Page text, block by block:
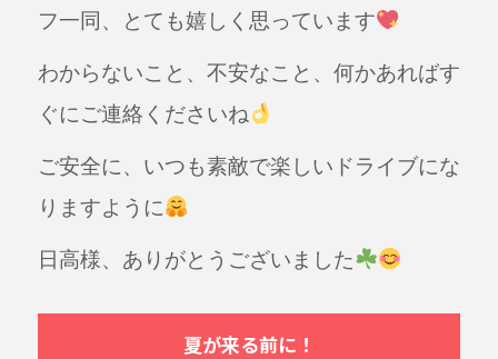
フ一同、とても嬉しく思っています
わからないこと、不安なこと、何かあればす
ぐにご連絡くださいね
ご安全に、いつも素敵で楽しいドライブにな
りますように
日高様、ありがとうございました
夏が来る前に！